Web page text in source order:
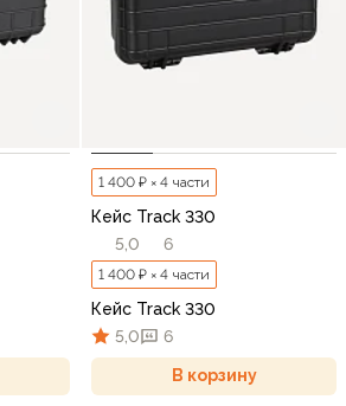
1 400 ₽ × 4 части
Кейс Track 330
5,0
6
1 400 ₽ × 4 части
Кейс Track 330
5,0
6
В корзину